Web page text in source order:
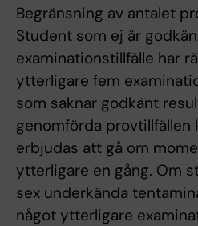
Begränsning av antalet
Student som ej är
examinationstillfälle har
ytterligare fem
som saknar godkänt
genomförda provtillfällen
erbjudas att gå om
ytterligare en gång. Om
sex underkända
något ytterligare